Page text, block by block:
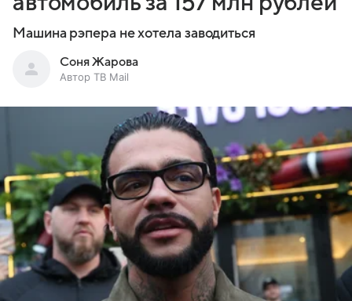
Машина рэпера не хотела заводиться
Соня Жарова
Автор ТВ Mail